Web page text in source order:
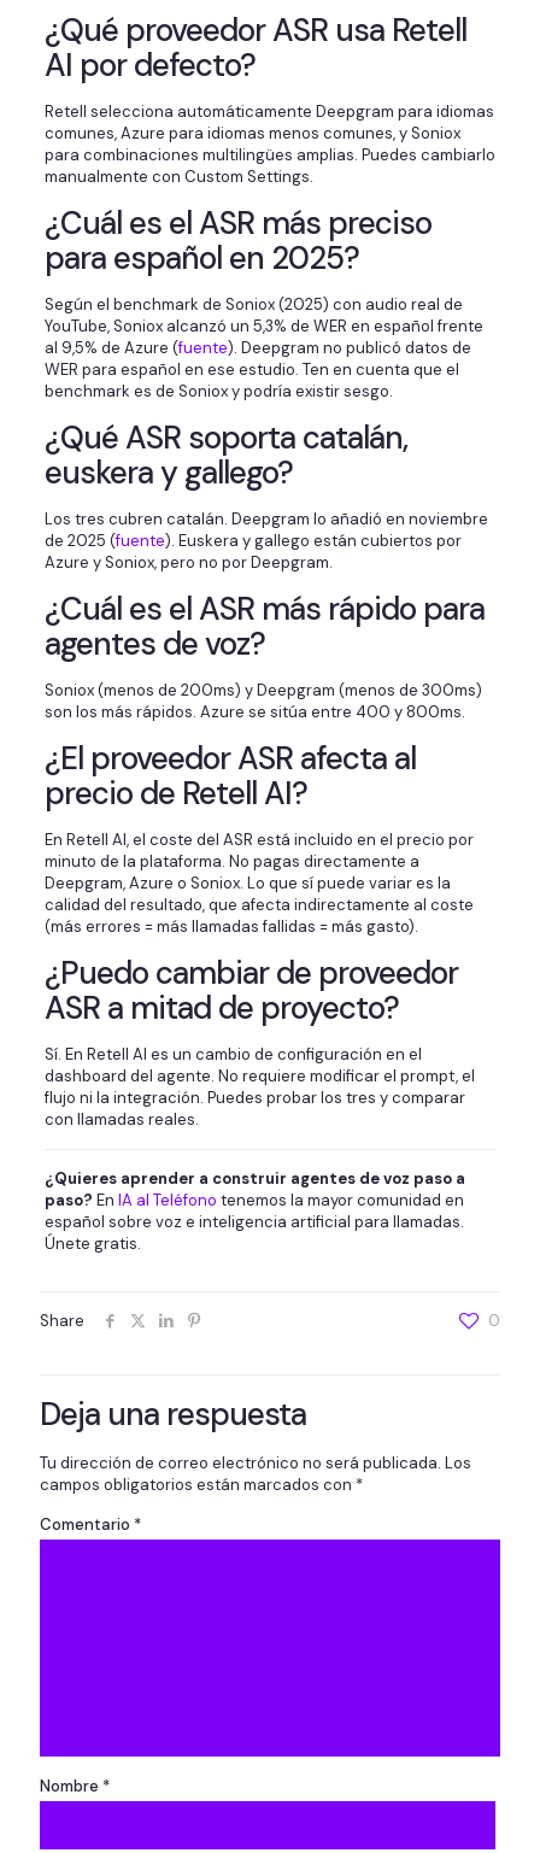
¿Qué proveedor ASR usa Retell
AI por defecto?
Retell selecciona automáticamente Deepgram para idiomas
comunes, Azure para idiomas menos comunes, y Soniox
para combinaciones multilingües amplias. Puedes cambiarlo
manualmente con Custom Settings.
¿Cuál es el ASR más preciso
para español en 2025?
Según el benchmark de Soniox (2025) con audio real de
YouTube, Soniox alcanzó un 5,3% de WER en español frente
al 9,5% de Azure (fuente). Deepgram no publicó datos de
WER para español en ese estudio. Ten en cuenta que el
benchmark es de Soniox y podría existir sesgo.
¿Qué ASR soporta catalán,
euskera y gallego?
Los tres cubren catalán. Deepgram lo añadió en noviembre
de 2025 (fuente). Euskera y gallego están cubiertos por
Azure y Soniox, pero no por Deepgram.
¿Cuál es el ASR más rápido para
agentes de voz?
Soniox (menos de 200ms) y Deepgram (menos de 300ms)
son los más rápidos. Azure se sitúa entre 400 y 800ms.
¿El proveedor ASR afecta al
precio de Retell AI?
En Retell AI, el coste del ASR está incluido en el precio por
minuto de la plataforma. No pagas directamente a
Deepgram, Azure o Soniox. Lo que sí puede variar es la
calidad del resultado, que afecta indirectamente al coste
(más errores = más llamadas fallidas = más gasto).
¿Puedo cambiar de proveedor
ASR a mitad de proyecto?
Sí. En Retell AI es un cambio de configuración en el
dashboard del agente. No requiere modificar el prompt, el
flujo ni la integración. Puedes probar los tres y comparar
con llamadas reales.
¿Quieres aprender a construir agentes de voz paso a
paso? En IA al Teléfono tenemos la mayor comunidad en
español sobre voz e inteligencia artificial para llamadas.
Únete gratis.
Share 0
Deja una respuesta
Tu dirección de correo electrónico no será publicada. Los
campos obligatorios están marcados con *
Comentario *
Nombre *